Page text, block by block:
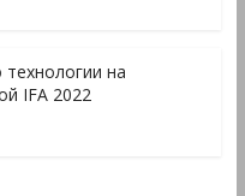
на
IFA 2022